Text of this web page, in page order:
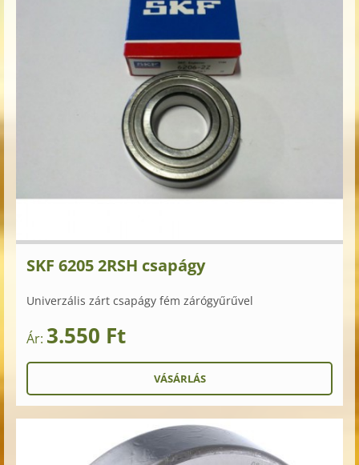
SKF 6205 2RSH csapágy
Univerzális zárt csapágy fém zárógyűrűvel
Ár: 3.550 Ft